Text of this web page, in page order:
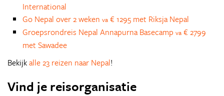
International
Go Nepal over 2 weken va € 1295 met Riksja Nepal
Groepsrondreis Nepal Annapurna Basecamp va € 2799
met Sawadee
Bekijkalle 23 reizen naar Nepal!
Vind je reisorganisatie